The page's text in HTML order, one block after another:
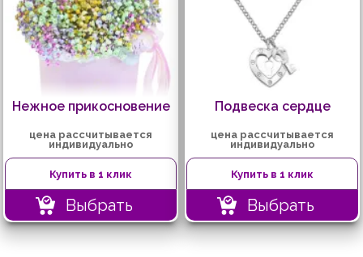
Нежное прикосновение
цена рассчитывается
индивидуально
Купить в 1 клик
Выбрать
Подвеска сердце
цена рассчитывается
индивидуально
Купить в 1 клик
Выбрать